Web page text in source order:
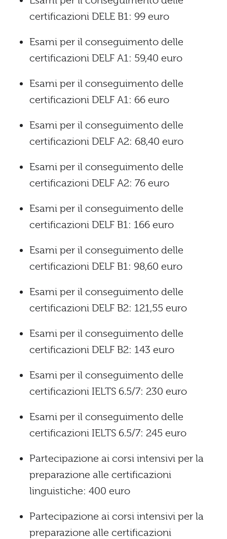
certificazioni DELE B1: 99 euro
Esami per il conseguimento delle
certificazioni DELF A1: 59,40 euro
Esami per il conseguimento delle
certificazioni DELF A1: 66 euro
Esami per il conseguimento delle
certificazioni DELF A2: 68,40 euro
Esami per il conseguimento delle
certificazioni DELF A2: 76 euro
Esami per il conseguimento delle
certificazioni DELF B1: 166 euro
Esami per il conseguimento delle
certificazioni DELF B1: 98,60 euro
Esami per il conseguimento delle
certificazioni DELF B2: 121,55 euro
Esami per il conseguimento delle
certificazioni DELF B2: 143 euro
Esami per il conseguimento delle
certificazioni IELTS 6.5/7: 230 euro
Esami per il conseguimento delle
certificazioni IELTS 6.5/7: 245 euro
Partecipazione ai corsi intensivi per la
preparazione alle certificazioni
linguistiche: 400 euro
Partecipazione ai corsi intensivi per la
preparazione alle certificazioni